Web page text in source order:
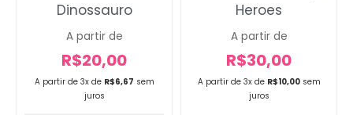
A partir de 3x de R$6,67 sem
juros
Dinossauro
A partir de
R$20,00
A partir de 3x de R$10,00 sem
juros
Heroes
A partir de
R$30,00